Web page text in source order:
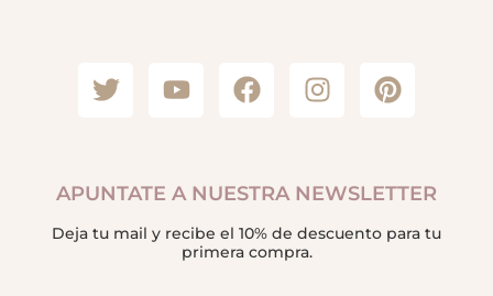
APUNTATE A NUESTRA NEWSLETTER
Deja tu mail y recibe el 10% de descuento para tu
primera compra.